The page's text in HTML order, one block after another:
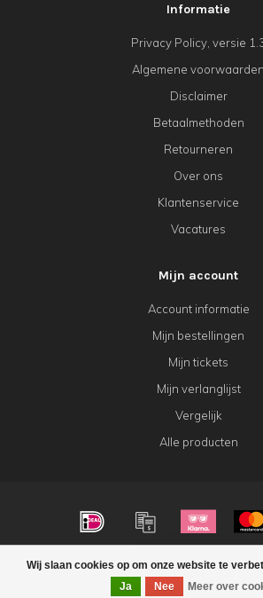
Wij slaan cookies op om onze website te
Ja
Nee Meer over
Informatie
Privacy Policy, versie
Algemene voorwaarden
Disclaimer
Betaalmethoden
Retourneren
Over ons
Klantenservice
Vacatures
Mijn account
Account informatie
Mijn bestellingen
Mijn tickets
Mijn verlanglijst
Vergelijk
Alle producten
© Copyright 2026 KeK
FILTERS